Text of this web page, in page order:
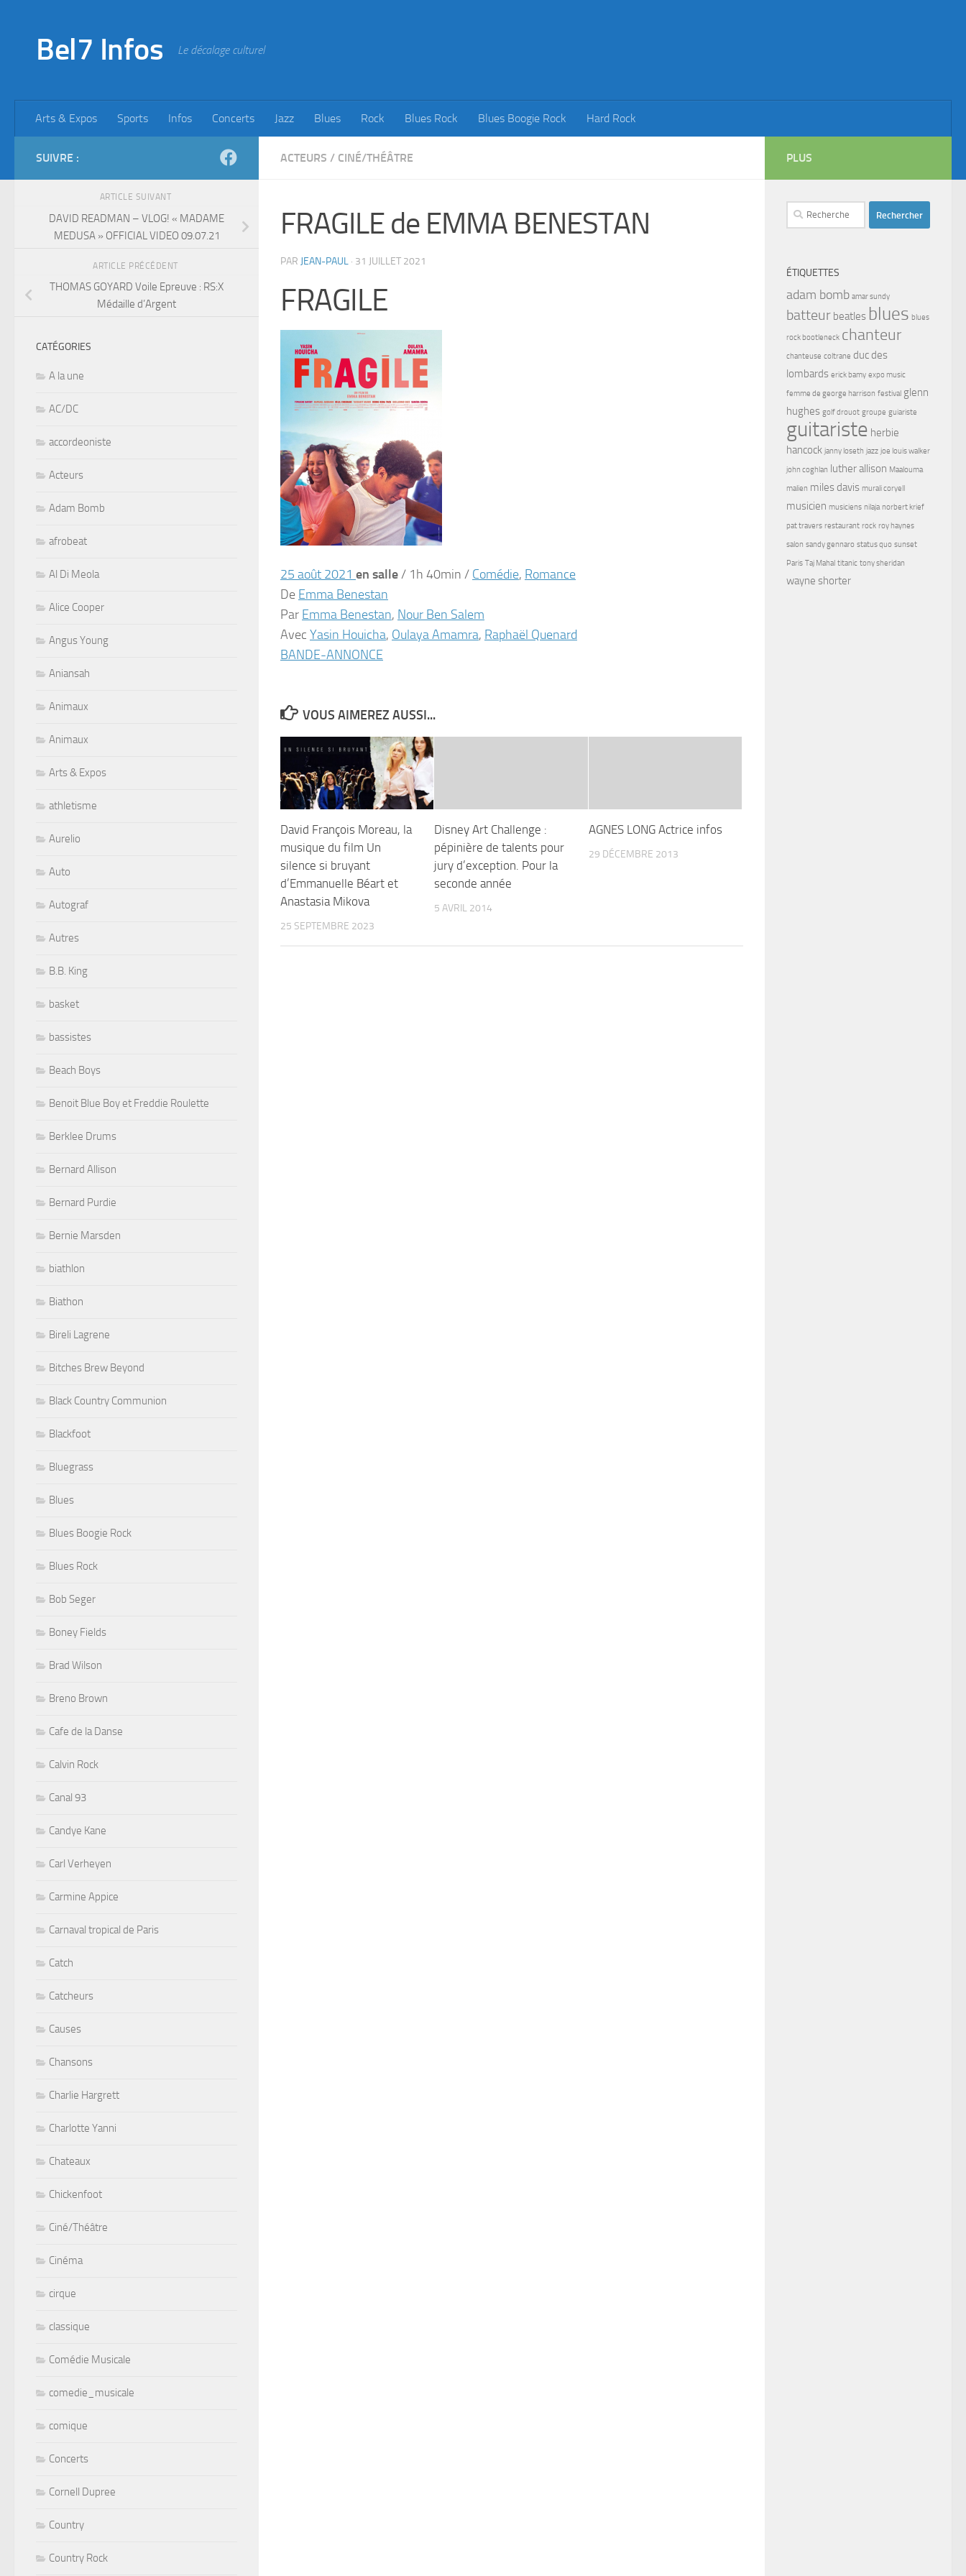
Bel7 Infos Le décalage culturel
Arts & Expos Sports Infos Concerts Jazz Blues Rock Blues Rock Blues Boogie Rock Hard Rock
ACTEURS / CINÉ/THÉÂTRE
FRAGILE de EMMA BENESTAN
PAR JEAN-PAUL · 31 JUILLET 2021
FRAGILE
25 août 2021 en salle/ 1h 40min / Comédie, Romance
De Emma Benestan
Par Emma Benestan, Nour Ben Salem
Avec Yasin Houicha, Oulaya Amamra, Raphaël Quenard
BANDE-ANNONCE
VOUS AIMEREZ AUSSI...
David François Moreau, la
musique du film Un
silence si bruyant
d’Emmanuelle Béart et
Anastasia Mikova
25 SEPTEMBRE 2023
Disney Art Challenge :
pépinière de talents pour
jury d’exception. Pour la
seconde année
5 AVRIL 2014
AGNES LONG Actrice infos
29 DÉCEMBRE 2013
SUIVRE :
ARTICLE SUIVANT
DAVID READMAN – VLOG! « MADAME
MEDUSA » OFFICIAL VIDEO 09.07.21
ARTICLE PRÉCÉDENT
THOMAS GOYARD Voile Epreuve : RS:X
Médaille d’Argent
CATÉGORIES
A la une
AC/DC
accordeoniste
Acteurs
Adam Bomb
afrobeat
Al Di Meola
Alice Cooper
Angus Young
Aniansah
Animaux
Animaux
Arts & Expos
athletisme
Aurelio
Auto
Autograf
Autres
B.B. King
basket
bassistes
Beach Boys
Benoit Blue Boy et Freddie Roulette
Berklee Drums
Bernard Allison
Bernard Purdie
Bernie Marsden
biathlon
Biathon
Bireli Lagrene
Bitches Brew Beyond
Black Country Communion
Blackfoot
Bluegrass
Blues
Blues Boogie Rock
Blues Rock
Bob Seger
Boney Fields
Brad Wilson
Breno Brown
Cafe de la Danse
Calvin Rock
Canal 93
Candye Kane
Carl Verheyen
Carmine Appice
Carnaval tropical de Paris
Catch
Catcheurs
Causes
Chansons
Charlie Hargrett
Charlotte Yanni
Chateaux
Chickenfoot
Ciné/Théâtre
Cinéma
cirque
classique
Comédie Musicale
comedie_musicale
comique
Concerts
Cornell Dupree
Country
Country Rock
PLUS
Rechercher :
ÉTIQUETTES
adam bomb amar sundy
batteur beatles blues blues
rock bootleneck chanteur
chanteuse coltrane duc des
lombards erick bamy expo music
femme de george harrison festival glenn
hughes golf drouot groupe guiariste
guitariste herbie
hancock janny loseth jazz joe louis walker
john coghlan luther allison Maalouma
malien miles davis murali coryell
musicien musiciens nilaja norbert krief
pat travers restaurant rock roy haynes
salon sandy gennaro status quo sunset
Paris Taj Mahal titanic tony sheridan
wayne shorter